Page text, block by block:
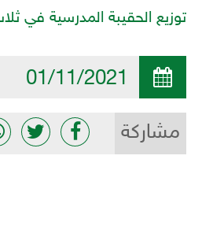
توزيع الحقيبة المدرسية في
مشاركة